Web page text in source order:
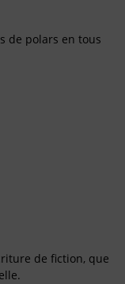
de polars en tous
de fiction, que